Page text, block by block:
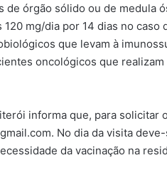
órgão sólido ou de medula
mg/dia por 14 dias no
que levam à
oncológicos que
informa que, para solicitar
No dia da visita
da vacinação na